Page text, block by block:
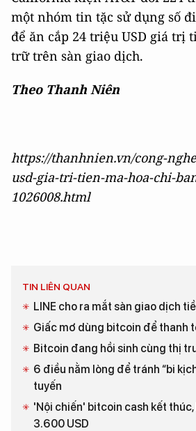
một nhóm tin tặc sử dụng số
để ăn cắp 24 triệu USD giá trị
trữ trên sàn giao dịch.
Theo Thanh Niên
https://thanhnien.vn/cong-
usd-gia-tri-tien-ma-hoa-chi-
1026008.html
TIN LIÊN QUAN
LINE cho ra mắt sàn giao dịch
Giấc mơ dùng bitcoin để thanh
Bitcoin đang hồi sinh cùng thị
6 điều nằm lòng để tránh “bi
tuyến
'Nội chiến' bitcoin cash kết
3.600 USD